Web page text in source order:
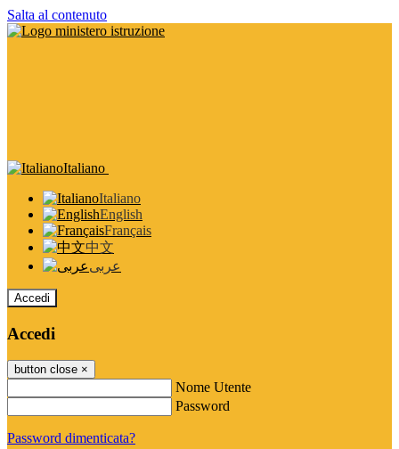
Salta al contenuto
Italiano
Italiano
English
Français
中文
عربى
Accedi
Accedi
button close ×
Nome Utente
Password
Password dimenticata?